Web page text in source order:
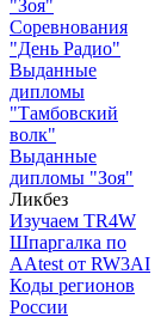
"Зоя"
Соревнования
"День Радио"
Выданные
дипломы
"Тамбовский
волк"
Выданные
дипломы "Зоя"
Ликбез
Изучаем TR4W
Шпаргалка по
AAtest от RW3AI
Коды регионов
России